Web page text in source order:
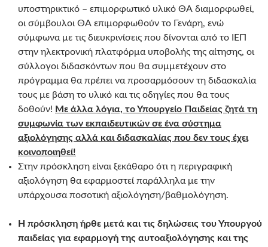
υποστηρικτικό – επιμορφωτικό υλικό ΘΑ διαμορφωθεί,
οι σύμβουλοι ΘΑ επιμορφωθούν το Γενάρη, ενώ
σύμφωνα με τις διευκρινίσεις που δίνονται από το ΙΕΠ
στην ηλεκτρονική πλατφόρμα υποβολής της αίτησης, οι
σύλλογοι διδασκόντων που θα συμμετέχουν στο
πρόγραμμα θα πρέπει να προσαρμόσουν τη διδασκαλία
τους με βάση το υλικό και τις οδηγίες που θα τους
δοθούν! Με άλλα λόγια, το Υπουργείο Παιδείας ζητά τη
συμφωνία των εκπαιδευτικών σε ένα σύστημα
αξιολόγησης αλλά και διδασκαλίας που δεν τους έχει
κοινοποιηθεί!
Στην πρόσκληση είναι ξεκάθαρο ότι η περιγραφική
αξιολόγηση θα εφαρμοστεί παράλληλα με την
υπάρχουσα ποσοτική αξιολόγηση/βαθμολόγηση.
Η πρόσκληση ήρθε μετά και τις δηλώσεις του Υπουργού
παιδείας για εφαρμογή της αυτοαξιολόγησης και της